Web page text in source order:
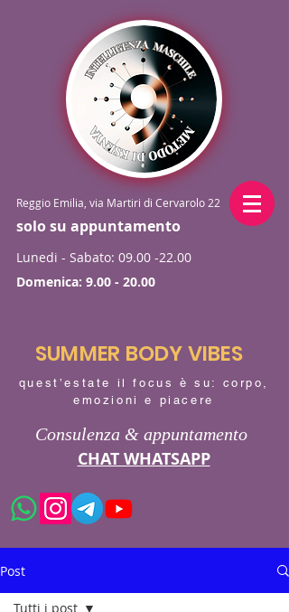
Lunedi - Sabato: 09.00 -22.00
Domenica: 9.00 - 20.00
Reggio Emilia, via Martiri di Cervarolo 22
solo su appuntamento
SUMMER BODY VIBES
quest’estate il focus è su: corpo,
emozioni e piacere
Consulenza & appuntamento
CHAT WHATSAPP
Post
Tutti i post